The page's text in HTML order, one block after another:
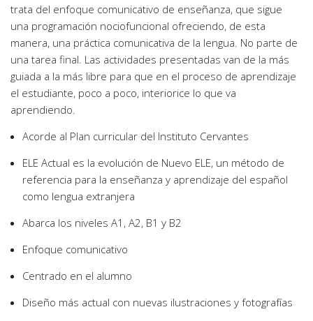
trata del enfoque comunicativo de enseñanza, que sigue
una programación nociofuncional ofreciendo, de esta
manera, una práctica comunicativa de la lengua. No parte de
una tarea final. Las actividades presentadas van de la más
guiada a la más libre para que en el proceso de aprendizaje
el estudiante, poco a poco, interiorice lo que va
aprendiendo.
Acorde al Plan curricular del Instituto Cervantes
ELE Actual es la evolución de Nuevo ELE, un método de
referencia para la enseñanza y aprendizaje del español
como lengua extranjera
Abarca los niveles A1, A2, B1 y B2
Enfoque comunicativo
Centrado en el alumno
Diseño más actual con nuevas ilustraciones y fotografías